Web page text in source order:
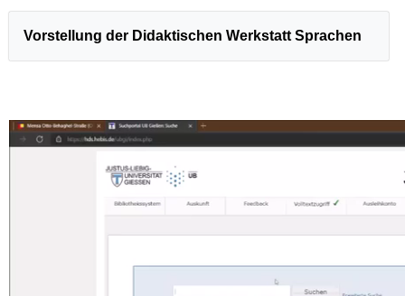
Vorstellung der Didaktischen Werkstatt Sprachen